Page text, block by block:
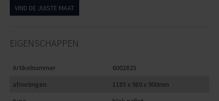
VIND DE JUISTE MAAT
EIGENSCHAPPEN
Artikelnummer
6002825
afmetingen
1185 x 980 x 900mm